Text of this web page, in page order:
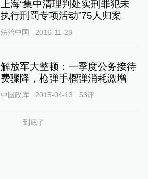
上海“集中清理判处实刑罪犯未
执行刑罚专项活动”75人归案
法治中国 2016-11-28
解放军大整顿：一季度公务接待
费骤降，枪弹手榴弹消耗激增
中国政库 2015-04-13 53评
到底了